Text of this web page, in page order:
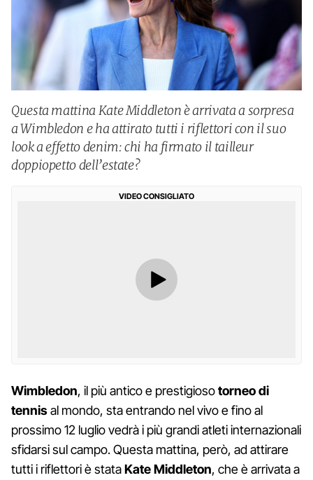
Questa mattina Kate Middleton è arrivata a sorpresa
a Wimbledon e ha attirato tutti i riflettori con il suo
look a effetto denim: chi ha firmato il tailleur
doppiopetto dell’estate?
VIDEO CONSIGLIATO
Wimbledon, il più antico e prestigiosotorneo di
tennisal mondo, sta entrando nel vivo e fino al
prossimo 12 luglio vedrà i più grandi atleti internazionali
sfidarsi sul campo. Questa mattina, però, ad attirare
tutti i riflettori è stataKate Middleton, che è arrivata a